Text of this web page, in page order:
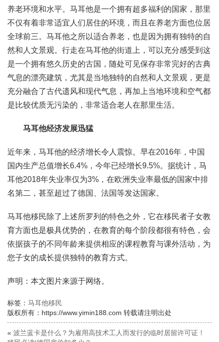
养老环境和水平。马耳他是一个拥有超多福利的国家，那里
不仅有着非常适宜人们居住的环境，而且在养老方面也位居
全球前三。马耳他之所以适合养老，也是因为拥有独特的自
然和人文景观。行走在马耳他的街道上，可以充分感受到这
是一个拥有悠久历史的古国，随处可见保存非常完好的古典
气息的漂亮建筑，尤其是当地独特的自然和人文景观，更是
充分融合了古代遗风和现代气息，再加上当地环境和空气都
是比较优质无污染的，非常适合老人在那里生活。
马耳他经济发展迅猛
近年来，马耳他的经济增长令人震惊。早在2016年，中国
国内生产总值增长6.4%，今年已经增长9.5%。据统计，马
耳他2018年失业率仅为3%，在欧洲失业率最低的国家中排
名第二，甚至超过了德国、法国等发达国家。
马耳他移民除了上述所罗列的特色之外，它在移民者子女教
育方面也是极具优势的，在教育的每个阶段都很有特色，会
依据孩子的不同年龄来提供相应的课程教育与课外活动，为
您子女的成长提供独特的教育方式。
声明：本文图片来源于网络。
标签： 马耳他移民
版权所有：https://www.yimin188.com 转载请注明出处
« 波兰蓝卡是什么？为雇用高技术工人而发行的临时居留许可证！